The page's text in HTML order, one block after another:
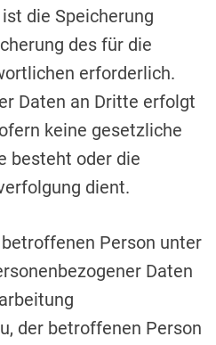
die Speicherung
des für die
erforderlich.
Daten an Dritte erfolgt
keine gesetzliche
besteht oder die
dient.
Person unter
Daten
der betroffenen Person